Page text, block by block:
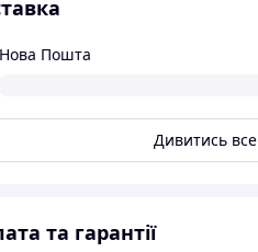
Нова Пошта
Дивитись все
та гарантії